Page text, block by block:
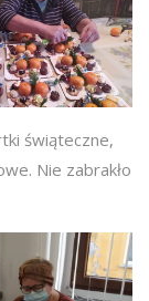
świąteczne,
Nie zabrakło